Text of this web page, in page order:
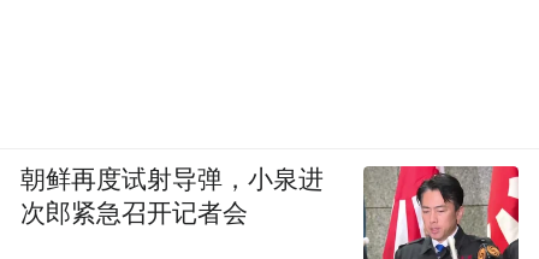
朝鲜再度试射导弹，小泉进
次郎紧急召开记者会